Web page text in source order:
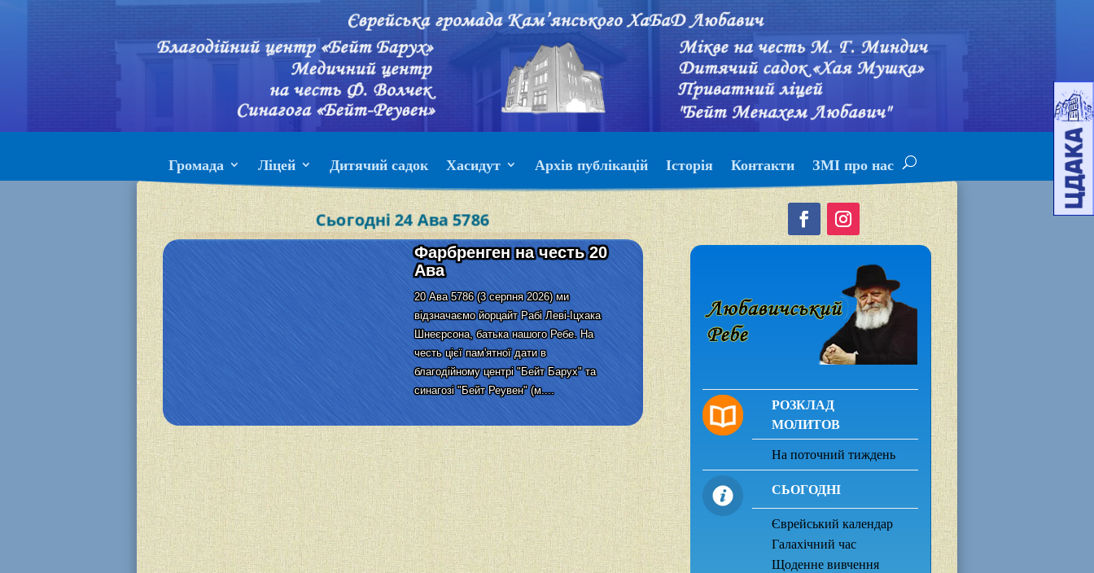
Громада Ліцей Дитячий садок Хасидут Архів публікацій Історія Контакти ЗМІ про нас
Сьогодні 24 Ава 5786
Фарбренген на честь 20
Ава
20 Ава 5786 (3 серпня 2026) ми
відзначаємо йорцайт Рабі Леві-Іцхака
Шнеєрсона, батька нашого Ребе. На
честь цієї пам'ятної дати в
благодійному центрі "Бейт Барух" та
синагозі "Бейт Реувен" (м....
РОЗКЛАД
МОЛИТОВ
На поточний тиждень
СЬОГОДНІ
Єврейський календар
Галахічний час
Щоденне вивчення